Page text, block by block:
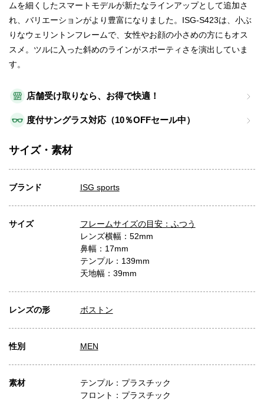
店舗受け取りなら、お得で快適！
度付サングラス対応（10％OFFセール中）
ムを細くしたスマートモデルが新たなラインアップとして追加さ
れ、バリエーションがより豊富になりました。ISG-S423は、小ぶ
りなウェリントンフレームで、女性やお顔の小さめの方にもオス
スメ。ツルに入った斜めのラインがスポーティさを演出していま
す。
サイズ・素材
ブランド ISG sports
サイズ
フレームサイズの目安：ふつう
レンズ横幅：52mm
鼻幅：17mm
テンプル：139mm
天地幅：39mm
レンズの形 ボストン
性別 MEN
素材
テンプル：プラスチック
フロント：プラスチック